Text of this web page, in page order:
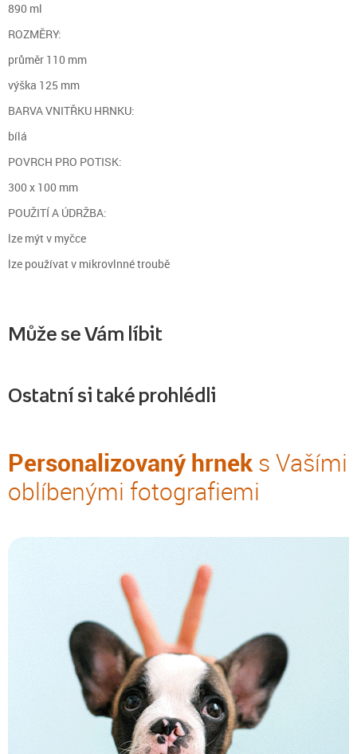
890 ml
ROZMĚRY:
průměr 110 mm
výška 125 mm
BARVA VNITŘKU HRNKU:
bílá
POVRCH PRO POTISK:
300 x 100 mm
POUŽITÍ A ÚDRŽBA:
lze mýt v myčce
lze používat v mikrovlnné troubě
Může se Vám líbit
Ostatní si také prohlédli
Personalizovaný hrneks Vašími
oblíbenými fotografiemi